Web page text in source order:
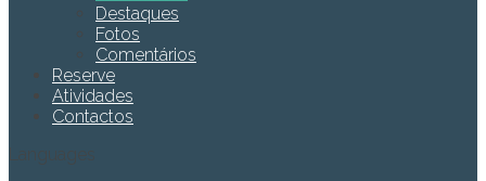
Destaques
Fotos
Comentários
Reserve
Atividades
Contactos